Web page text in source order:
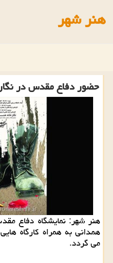
هنر شهر
حضور دفاع مقدس در
هنر شهر: نمایشگاه دفاع
همدانی به همراه كارگاه
می گردد.